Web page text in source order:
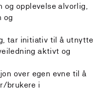
og opplevelse alvorlig,
og
tar initiativ til å utnytte
aktivt og
over egen evne til å
brukere i